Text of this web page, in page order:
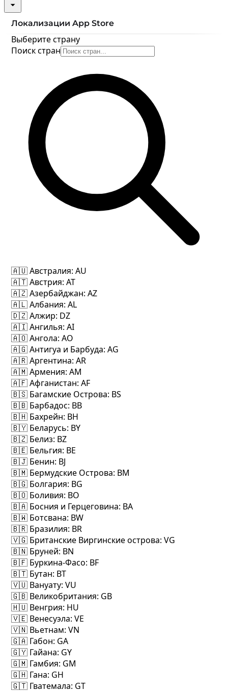
Локализации App Store
Выберите страну
Поиск стран
🇦🇺 Австралия: AU
🇦🇹 Австрия: AT
🇦🇿 Азербайджан: AZ
🇦🇱 Албания: AL
🇩🇿 Алжир: DZ
🇦🇮 Ангилья: AI
🇦🇴 Ангола: AO
🇦🇬 Антигуа и Барбуда: AG
🇦🇷 Аргентина: AR
🇦🇲 Армения: AM
🇦🇫 Афганистан: AF
🇧🇸 Багамские Острова: BS
🇧🇧 Барбадос: BB
🇧🇭 Бахрейн: BH
🇧🇾 Беларусь: BY
🇧🇿 Белиз: BZ
🇧🇪 Бельгия: BE
🇧🇯 Бенин: BJ
🇧🇲 Бермудские Острова: BM
🇧🇬 Болгария: BG
🇧🇴 Боливия: BO
🇧🇦 Босния и Герцеговина: BA
🇧🇼 Ботсвана: BW
🇧🇷 Бразилия: BR
🇻🇬 Британские Виргинские острова: VG
🇧🇳 Бруней: BN
🇧🇫 Буркина-Фасо: BF
🇧🇹 Бутан: BT
🇻🇺 Вануату: VU
🇬🇧 Великобритания: GB
🇭🇺 Венгрия: HU
🇻🇪 Венесуэла: VE
🇻🇳 Вьетнам: VN
🇬🇦 Габон: GA
🇬🇾 Гайана: GY
🇬🇲 Гамбия: GM
🇬🇭 Гана: GH
🇬🇹 Гватемала: GT